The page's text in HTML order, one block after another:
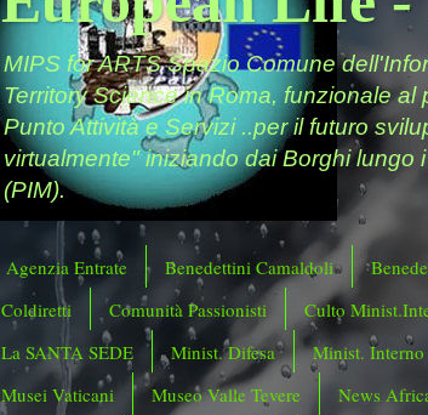
MIPS for ARTS Spazio Comune
Territory Science in Roma, funzionale
Punto Attività e Servizi ..per il futuro
virtualmente" iniziando dai Borghi lungo
(PIM).
Agenzia Entrate Benedettini Camaldoli
Coldiretti
Comunità Passionisti Culto
La SANTA SEDE
Minist. Difesa Minist. Interno
Musei Vaticani
Museo Valle Tevere News